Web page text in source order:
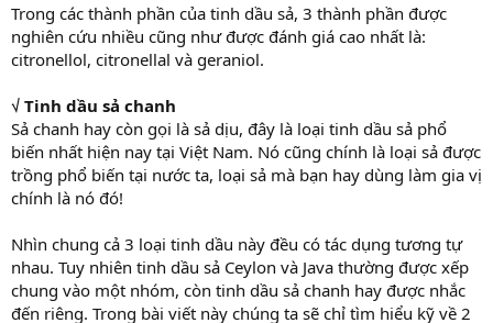
Trong các thành phần của tinh dầu sả, 3 thành phần được
nghiên cứu nhiều cũng như được đánh giá cao nhất là:
citronellol, citronellal và geraniol.
√ Tinh dầu sả chanh
Sả chanh hay còn gọi là sả dịu, đây là loại tinh dầu sả phổ
biến nhất hiện nay tại Việt Nam. Nó cũng chính là loại sả được
trồng phổ biến tại nước ta, loại sả mà bạn hay dùng làm gia vị
chính là nó đó!
Nhìn chung cả 3 loại tinh dầu này đều có tác dụng tương tự
nhau. Tuy nhiên tinh dầu sả Ceylon và Java thường được xếp
chung vào một nhóm, còn tinh dầu sả chanh hay được nhắc
đến riêng. Trong bài viết này chúng ta sẽ chỉ tìm hiểu kỹ về 2